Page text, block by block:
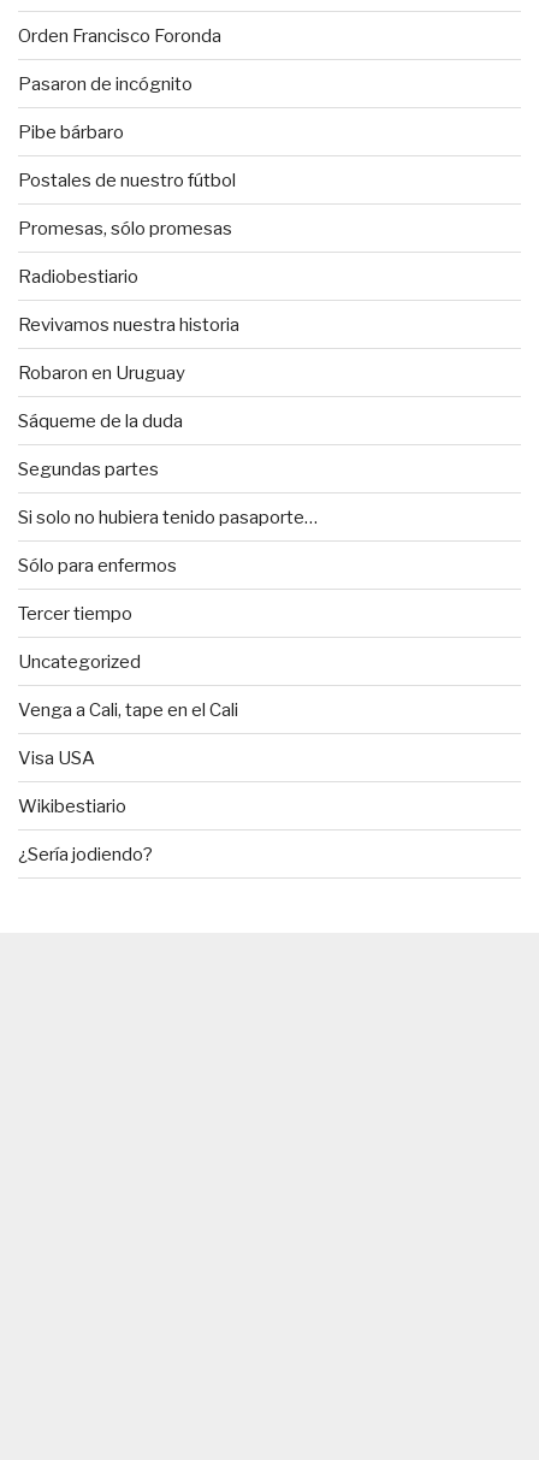
Orden Francisco Foronda
Pasaron de incógnito
Pibe bárbaro
Postales de nuestro fútbol
Promesas, sólo promesas
Radiobestiario
Revivamos nuestra historia
Robaron en Uruguay
Sáqueme de la duda
Segundas partes
Si solo no hubiera tenido pasaporte…
Sólo para enfermos
Tercer tiempo
Uncategorized
Venga a Cali, tape en el Cali
Visa USA
Wikibestiario
¿Sería jodiendo?